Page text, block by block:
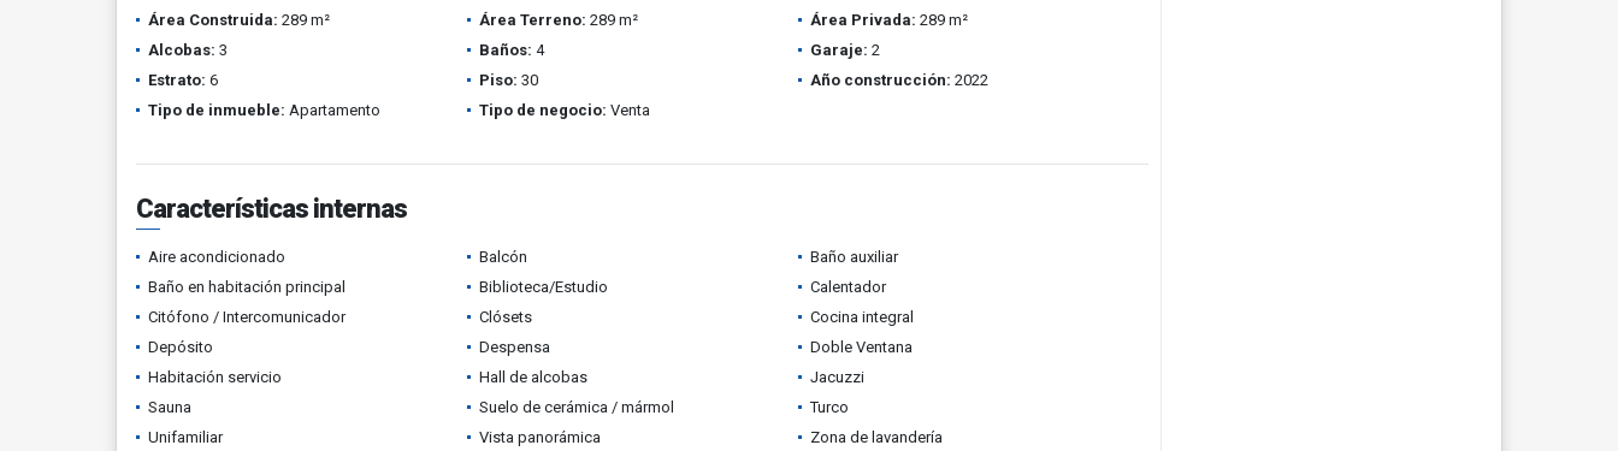
Área Construida: 289 m² Área Terreno: 289 m² Área Privada: 289 m²
Alcobas: 3 Baños: 4 Garaje: 2
Estrato: 6 Piso: 30 Año construcción: 2022
Tipo de inmueble: Apartamento Tipo de negocio: Venta
Características internas
Aire acondicionado Balcón
Baño auxiliar
Baño en habitación principal
Biblioteca/Estudio
Calentador
Citófono / Intercomunicador
Clósets
Cocina integral
Depósito
Despensa
Doble Ventana
Habitación servicio
Hall de alcobas
Jacuzzi
Sauna
Suelo de cerámica / mármol
Turco
Unifamiliar
Vista panorámica Zona de lavandería